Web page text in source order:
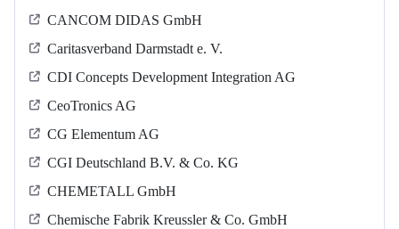
CANCOM DIDAS GmbH
Caritasverband Darmstadt e. V.
CDI Concepts Development Integration AG
CeoTronics AG
CG Elementum AG
CGI Deutschland B.V. & Co. KG
CHEMETALL GmbH
Chemische Fabrik Kreussler & Co. GmbH